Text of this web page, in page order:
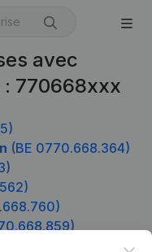
avec
770668xxx
(BE 0770.668.364)